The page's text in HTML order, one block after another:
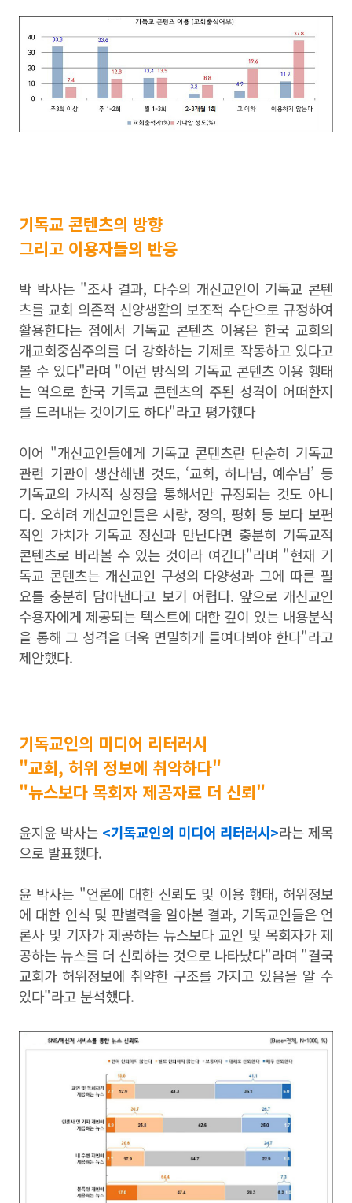
기독교 콘텐츠의 방향
그리고 이용자들의 반응
박 박사는 "조사 결과, 다수의 개신교인이 기독교 콘텐
츠를 교회 의존적 신앙생활의 보조적 수단으로 규정하여
활용한다는 점에서 기독교 콘텐츠 이용은 한국 교회의
개교회중심주의를 더 강화하는 기제로 작동하고 있다고
볼 수 있다"라며 "이런 방식의 기독교 콘텐츠 이용 행태
는 역으로 한국 기독교 콘텐츠의 주된 성격이 어떠한지
를 드러내는 것이기도 하다"라고 평가했다
이어 "개신교인들에게 기독교 콘텐츠란 단순히 기독교
관련 기관이 생산해낸 것도, ‘교회, 하나님, 예수님’ 등
기독교의 가시적 상징을 통해서만 규정되는 것도 아니
다. 오히려 개신교인들은 사랑, 정의, 평화 등 보다 보편
적인 가치가 기독교 정신과 만난다면 충분히 기독교적
콘텐츠로 바라볼 수 있는 것이라 여긴다"라며 "현재 기
독교 콘텐츠는 개신교인 구성의 다양성과 그에 따른 필
요를 충분히 담아낸다고 보기 어렵다. 앞으로 개신교인
수용자에게 제공되는 텍스트에 대한 깊이 있는 내용분석
을 통해 그 성격을 더욱 면밀하게 들여다봐야 한다"라고
제안했다.
기독교인의 미디어 리터러시
"교회, 허위 정보에 취약하다"
"뉴스보다 목회자 제공자료 더 신뢰"
윤지윤 박사는 <기독교인의 미디어 리터러시>라는 제목
으로 발표했다.
윤 박사는 "언론에 대한 신뢰도 및 이용 행태, 허위정보
에 대한 인식 및 판별력을 알아본 결과, 기독교인들은 언
론사 및 기자가 제공하는 뉴스보다 교인 및 목회자가 제
공하는 뉴스를 더 신뢰하는 것으로 나타났다"라며 "결국
교회가 허위정보에 취약한 구조를 가지고 있음을 알 수
있다"라고 분석했다.